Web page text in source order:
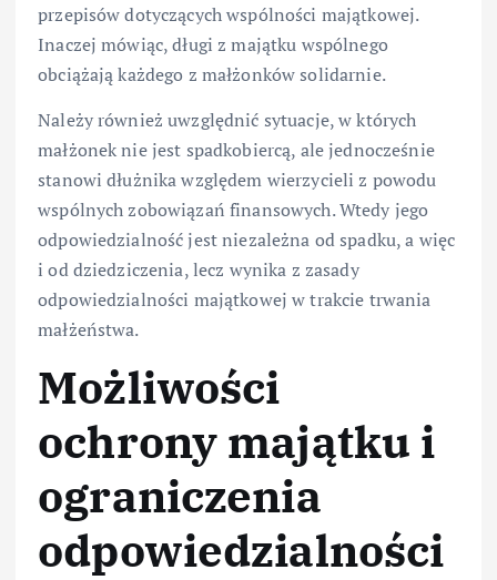
przepisów dotyczących wspólności majątkowej.
Inaczej mówiąc, długi z majątku wspólnego
obciążają każdego z małżonków solidarnie.
Należy również uwzględnić sytuacje, w których
małżonek nie jest spadkobiercą, ale jednocześnie
stanowi dłużnika względem wierzycieli z powodu
wspólnych zobowiązań finansowych. Wtedy jego
odpowiedzialność jest niezależna od spadku, a więc
i od dziedziczenia, lecz wynika z zasady
odpowiedzialności majątkowej w trakcie trwania
małżeństwa.
Możliwości
ochrony majątku i
ograniczenia
odpowiedzialności